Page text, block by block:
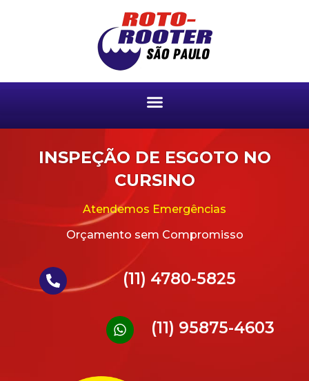
INSPEÇÃO DE ESGOTO NO
CURSINO
Atendemos Emergências
Orçamento sem Compromisso
(11) 4780-5825
(11) 95875-4603